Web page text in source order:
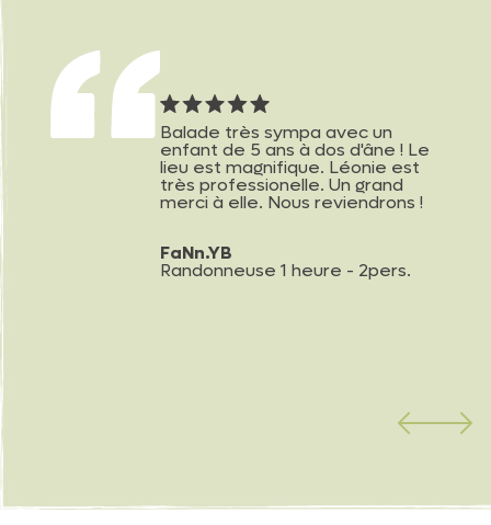
Balade très sympa avec un
enfant de 5 ans à dos d'âne ! Le
lieu est magnifique. Léonie est
très professionelle. Un grand
merci à elle. Nous reviendrons !
FaNn.YB
Randonneuse 1 heure - 2pers.